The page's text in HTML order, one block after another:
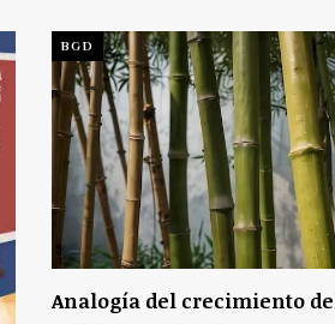
BGD
Analogía del crecimiento